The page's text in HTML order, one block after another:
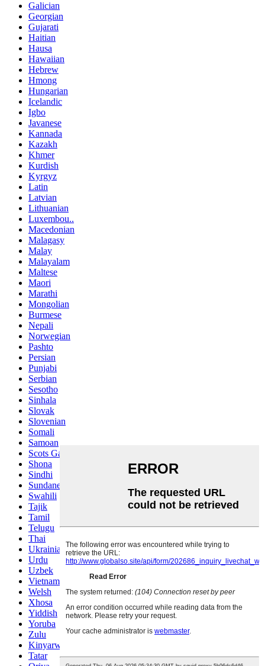
Galician
Georgian
Gujarati
Haitian
Hausa
Hawaiian
Hebrew
Hmong
Hungarian
Icelandic
Igbo
Javanese
Kannada
Kazakh
Khmer
Kurdish
Kyrgyz
Latin
Latvian
Lithuanian
Luxembou..
Macedonian
Malagasy
Malay
Malayalam
Maltese
Maori
Marathi
Mongolian
Burmese
Nepali
Norwegian
Pashto
Persian
Punjabi
Serbian
Sesotho
Sinhala
Slovak
Slovenian
Somali
Samoan
Scots Gaelic
Shona
Sindhi
Sundanese
Swahili
Tajik
Tamil
Telugu
Thai
Ukrainian
Urdu
Uzbek
Vietnamese
Welsh
Xhosa
Yiddish
Yoruba
Zulu
Kinyarwanda
Tatar